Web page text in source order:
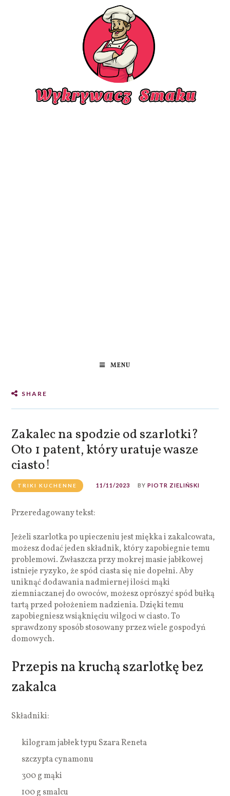
MENU
SHARE
Zakalec na spodzie od szarlotki?
Oto 1 patent, który uratuje wasze
ciasto!
TRIKI KUCHENNE 11/11/2023 BYPIOTR ZIELIŃSKI
Przeredagowany tekst:
Jeżeli szarlotka po upieczeniu jest miękka i zakalcowata,
możesz dodać jeden składnik, który zapobiegnie temu
problemowi. Zwłaszcza przy mokrej masie jabłkowej
istnieje ryzyko, że spód ciasta się nie dopełni. Aby
uniknąć dodawania nadmiernej ilości mąki
ziemniaczanej do owoców, możesz oprószyć spód bułką
tartą przed położeniem nadzienia. Dzięki temu
zapobiegniesz wsiąknięciu wilgoci w ciasto. To
sprawdzony sposób stosowany przez wiele gospodyń
domowych.
Przepis na kruchą szarlotkę bez
zakalca
Składniki:
kilogram jabłek typu Szara Reneta
szczypta cynamonu
300 g mąki
100 g smalcu